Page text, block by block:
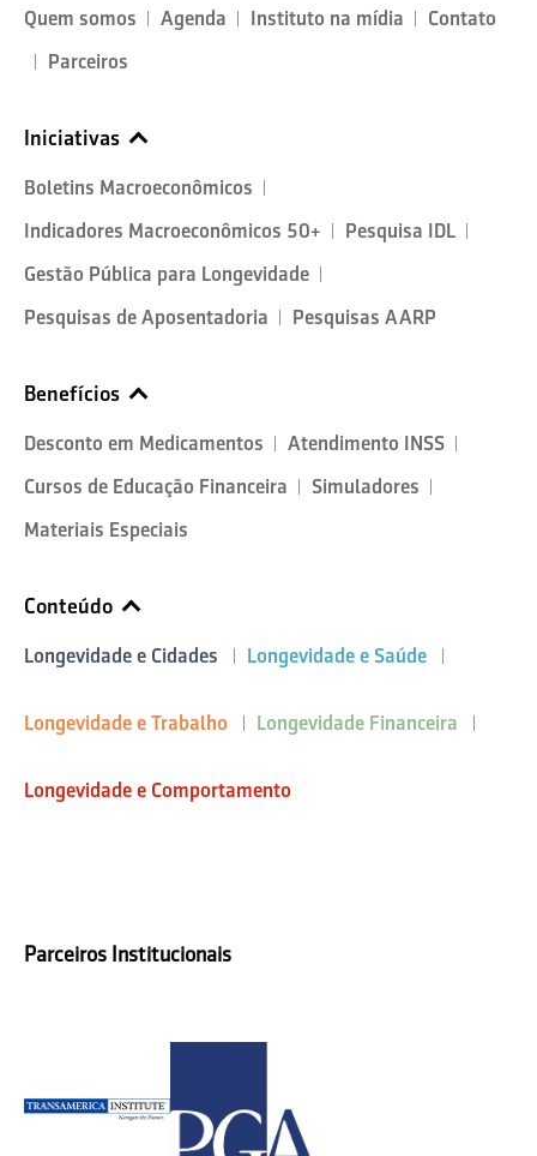
Quem somos Agenda Instituto na mídia
Contato
Parceiros
Iniciativas
Boletins Macroeconômicos
Indicadores Macroeconômicos 50+
Pesquisa IDL
Gestão Pública para Longevidade
Pesquisas de Aposentadoria
Pesquisas AARP
Benefícios
Desconto em Medicamentos
Atendimento INSS
Cursos de Educação Financeira
Simuladores
Materiais Especiais
Conteúdo
Longevidade e Cidades Longevidade e Saúde
Longevidade e Trabalho Longevidade Financeira
Longevidade e Comportamento
Parceiros Institucionais